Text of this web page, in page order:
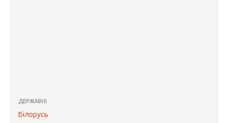
ДЕРЖАВНІ
Білорусь